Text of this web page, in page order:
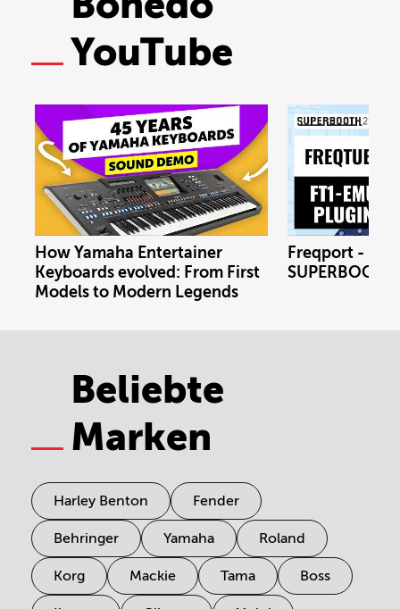
YouTube
How Yamaha Entertainer
Keyboards evolved: From First
Models to Modern Legends
Freqport -
Beliebte
Marken
Harley Benton Fender
Behringer Yamaha Roland
Korg Mackie Tama Boss